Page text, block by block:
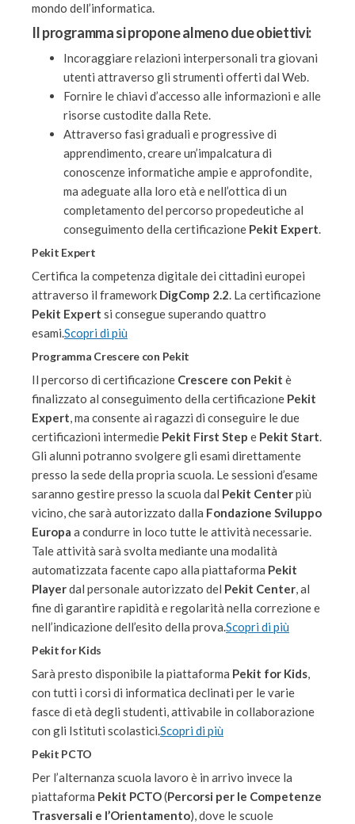
mondo dell’informatica.
Il programma si propone almeno due obiettivi:
Incoraggiare relazioni interpersonali tra giovani
utenti attraverso gli strumenti offerti dal Web.
Fornire le chiavi d’accesso alle informazioni e alle
risorse custodite dalla Rete.
Attraverso fasi graduali e progressive di
apprendimento, creare un’impalcatura di
conoscenze informatiche ampie e approfondite,
ma adeguate alla loro età e nell’ottica di un
completamento del percorso propedeutiche al
conseguimento della certificazione Pekit Expert.
Pekit Expert
Certifica la competenza digitale dei cittadini europei
attraverso il framework DigComp 2.2. La certificazione
Pekit Expert si consegue superando quattro
esami.Scopri di più
Programma Crescere con Pekit
Il percorso di certificazione Crescere con Pekit è
finalizzato al conseguimento della certificazione Pekit
Expert, ma consente ai ragazzi di conseguire le due
certificazioni intermedie Pekit First Step e Pekit Start.
Gli alunni potranno svolgere gli esami direttamente
presso la sede della propria scuola. Le sessioni d’esame
saranno gestire presso la scuola dal Pekit Centerpiù
vicino, che sarà autorizzato dalla Fondazione Sviluppo
Europa a condurre in loco tutte le attività necessarie.
Tale attività sarà svolta mediante una modalità
automatizzata facente capo alla piattaforma Pekit
Playerdal personale autorizzato del Pekit Center, al
fine di garantire rapidità e regolarità nella correzione e
nell’indicazione dell’esito della prova.Scopri di più
Pekit for Kids
Sarà presto disponibile la piattaforma Pekit for Kids,
con tutti i corsi di informatica declinati per le varie
fasce di età degli studenti, attivabile in collaborazione
con gli Istituti scolastici.Scopri di più
Pekit PCTO
Per l’alternanza scuola lavoro è in arrivo invece la
piattaforma Pekit PCTO(Percorsi per le Competenze
Trasversali e l’Orientamento), dove le scuole